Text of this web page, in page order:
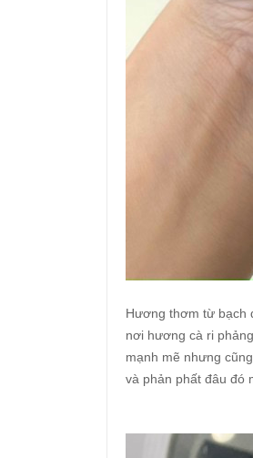
Hương thơm từ bạch
nơi hương cà ri
mạnh mẽ nhưng
và phản phất đâu đó